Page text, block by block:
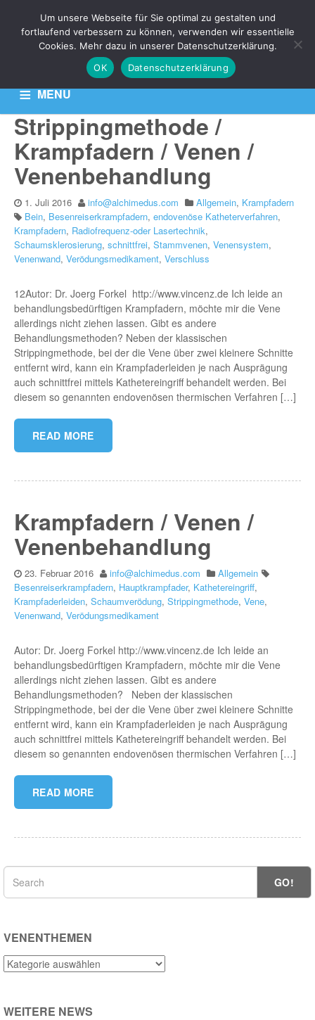
MENU
HOME KONTAKT DATENSCHUTZERKLÄRUNG
THEMA:
VERÖDUNGSMEDIKAMENT
Aktuelle News zu Ihren Venen-Themen: Krampfadern,
Besenreiser & Co
Strippingmethode /
Krampfadern / Venen /
Venenbehandlung
1. Juli 2016 info@alchimedus.com Allgemein, Krampfadern
Bein, Besenreiserkrampfadern, endovenöse Katheterverfahren,
Krampfadern, Radiofrequenz-oder Lasertechnik,
Schaumsklerosierung, schnittfrei, Stammvenen, Venensystem,
Venenwand, Verödungsmedikament, Verschluss
12Autor: Dr. Joerg Forkel http://www.vincenz.de Ich leide an
behandlungsbedürftigen Krampfadern, möchte mir die Vene
allerdings nicht ziehen lassen. Gibt es andere
Behandlungsmethoden? Neben der klassischen
Strippingmethode, bei der die Vene über zwei kleinere Schnitte
entfernt wird, kann ein Krampfaderleiden je nach Ausprägung
auch schnittfrei mittels Kathetereingriff behandelt werden. Bei
diesem so genannten endovenösen thermischen Verfahren […]
READ MORE
Krampfadern / Venen /
Venenbehandlung
23. Februar 2016 info@alchimedus.com
Allgemein
Besenreiserkrampfadern, Hauptkrampfader, Kathetereingriff,
Krampfaderleiden, Schaumverödung, Strippingmethode, Vene,
Venenwand, Verödungsmedikament
Autor: Dr. Joerg Forkel http://www.vincenz.de Ich leide an
behandlungsbedürftigen Krampfadern, möchte mir die Vene
allerdings nicht ziehen lassen. Gibt es andere
Behandlungsmethoden? Neben der klassischen
Strippingmethode, bei der die Vene über zwei kleinere Schnitte
entfernt wird, kann ein Krampfaderleiden je nach Ausprägung
auch schnittfrei mittels Kathetereingriff behandelt werden. Bei
diesem so genannten endovenösen thermischen Verfahren […]
READ MORE
GO!
VENENTHEMEN
Venenthemen
WEITERE NEWS
Um unsere Webseite für Sie optimal zu gestalten und
fortlaufend verbessern zu können, verwenden wir essentielle
Cookies. Mehr dazu in unserer Datenschutzerklärung.
OK
Datenschutzerklärung